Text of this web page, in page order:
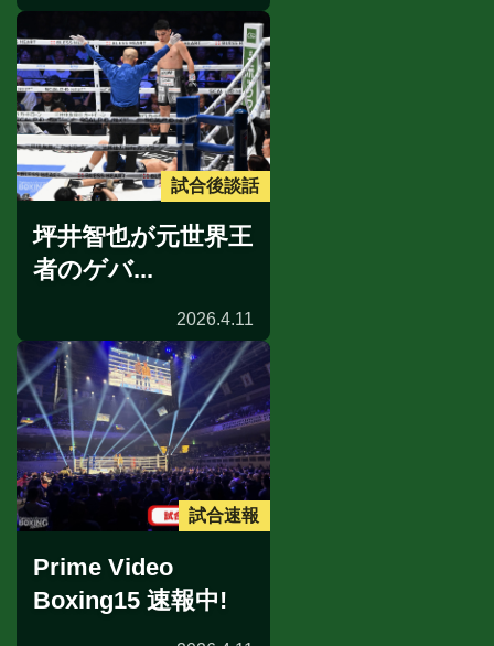
試合後談話
坪井智也が元世界王
者のゲバ...
2026.4.11
試合速報
Prime Video
Boxing15 速報中!